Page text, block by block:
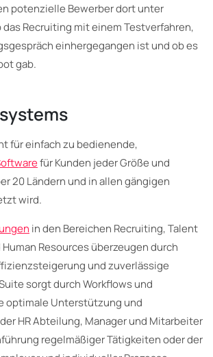
potenzielle Bewerber dort unter
das Recruiting mit einem Testverfahren,
einhergegangen ist und ob es
gab.
für einfach zu bedienende,
für Kunden jeder Größe und
20 Ländern und in allen gängigen
wird.
in den Bereichen Recruiting, Talent
Human Resources überzeugen durch
und zuverlässige
sorgt durch Workflows und
optimale Unterstützung und
HR Abteilung, Manager und Mitarbeiter
regelmäßiger Tätigkeiten oder der